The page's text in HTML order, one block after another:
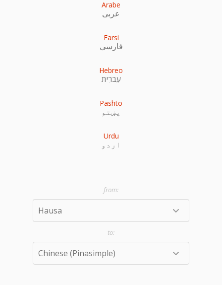
Arabe
عربى
Farsi
فارسی
Hebreo
עִברִית
Pashto
پښتو
Urdu
اردو